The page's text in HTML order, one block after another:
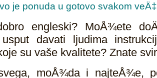
je ponuda u gotovo svakom
engleski? MoÅ¾ete
davati ljudima
su vaše kvalitete? Znate
moÅ¾da i najteÅ¾e,